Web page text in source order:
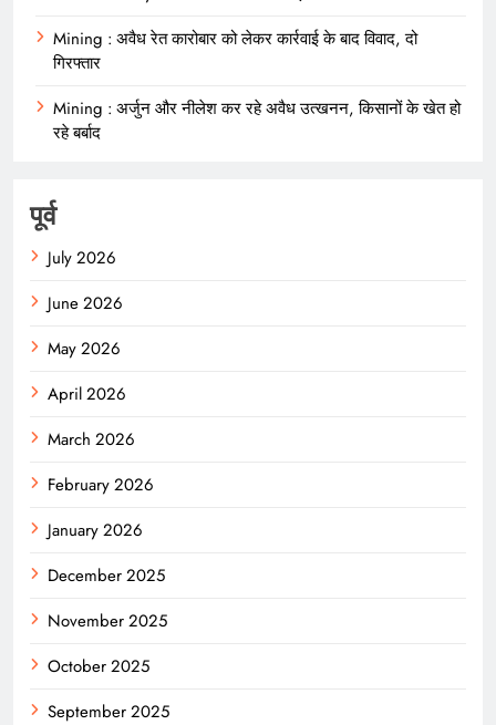
Mining : अवैध रेत कारोबार को लेकर कार्रवाई के बाद विवाद, दो
गिरफ्तार
Mining : अर्जुन और नीलेश कर रहे अवैध उत्खनन, किसानों के खेत हो
रहे बर्बाद
पूर्व
July 2026
June 2026
May 2026
April 2026
March 2026
February 2026
January 2026
December 2025
November 2025
October 2025
September 2025